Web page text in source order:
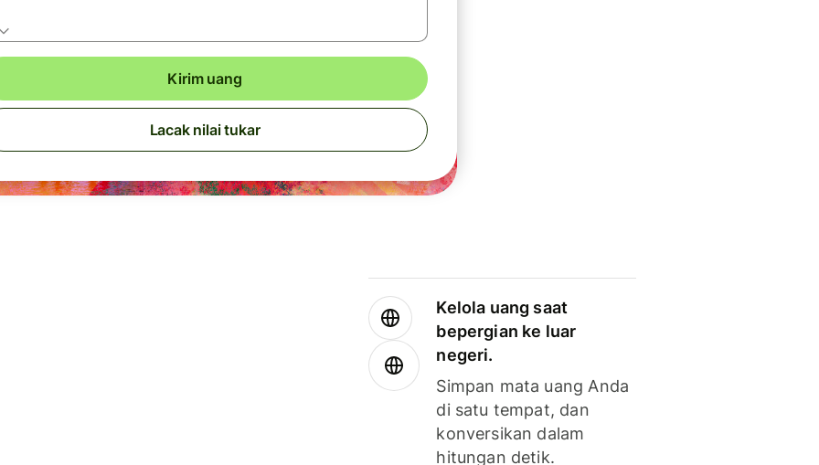
Kirim uang
Lacak nilai tukar
Kelola uang saat
bepergian ke luar
negeri.
Simpan mata uang Anda
di satu tempat, dan
konversikan dalam
hitungan detik.